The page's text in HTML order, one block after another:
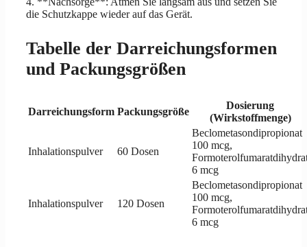
die Schutzkappe wieder auf das Gerät.
Tabelle der Darreichungsformen
und Packungsgrößen
Darreichungsform Packungsgröße
Dosierung
(Wirkstoffmenge)
Inhalationspulver 60 Dosen
Beclometasondipropionat
100 mcg,
6 mcg
Inhalationspulver 120 Dosen
Beclometasondipropionat
100 mcg,
6 mcg